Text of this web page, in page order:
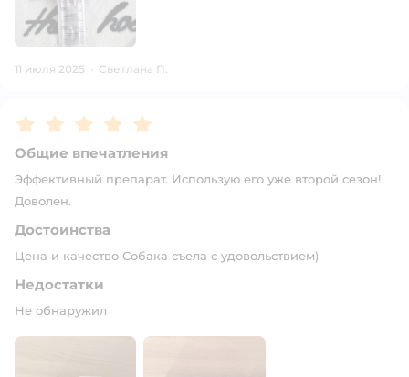
11 июля 2025 · Светлана П.
Рейтинг:5
Общие впечатления
Эффективный препарат. Использую его уже второй сезон!
Доволен.
Достоинства
Цена и качество Собака съела с удовольствием)
Недостатки
Не обнаружил